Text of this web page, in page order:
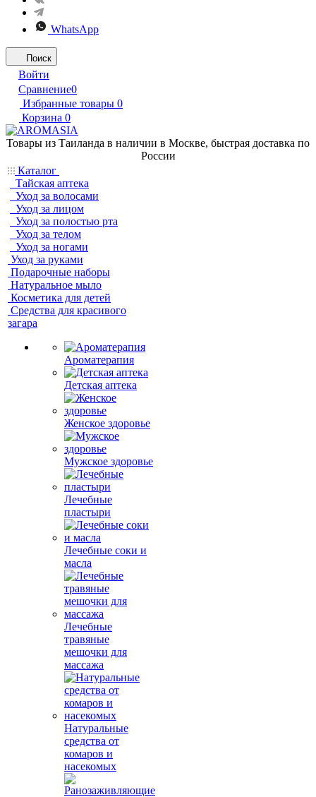
WhatsApp
Поиск
Войти
Сравнение0
Избранные товары 0
Корзина 0
Товары из Таиланда в наличии в Москве, быстрая доставка по
России
Каталог
Тайская аптека
Уход за волосами
Уход за лицом
Уход за полостью рта
Уход за телом
Уход за ногами
Уход за руками
Подарочные наборы
Натуральное мыло
Косметика для детей
Средства для красивого
загара
Ароматерапия
Детская аптека
Женское здоровье
Мужское здоровье
Лечебные
пластыри
Лечебные соки и
масла
Лечебные
травяные
мешочки для
массажа
Натуральные
средства от
комаров и
насекомых